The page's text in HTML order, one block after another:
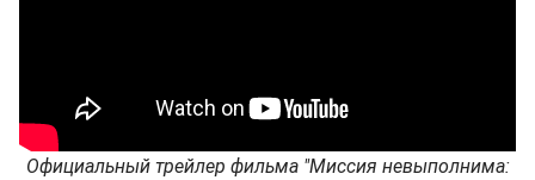
Официальный трейлер фильма "Миссия невыполнима: